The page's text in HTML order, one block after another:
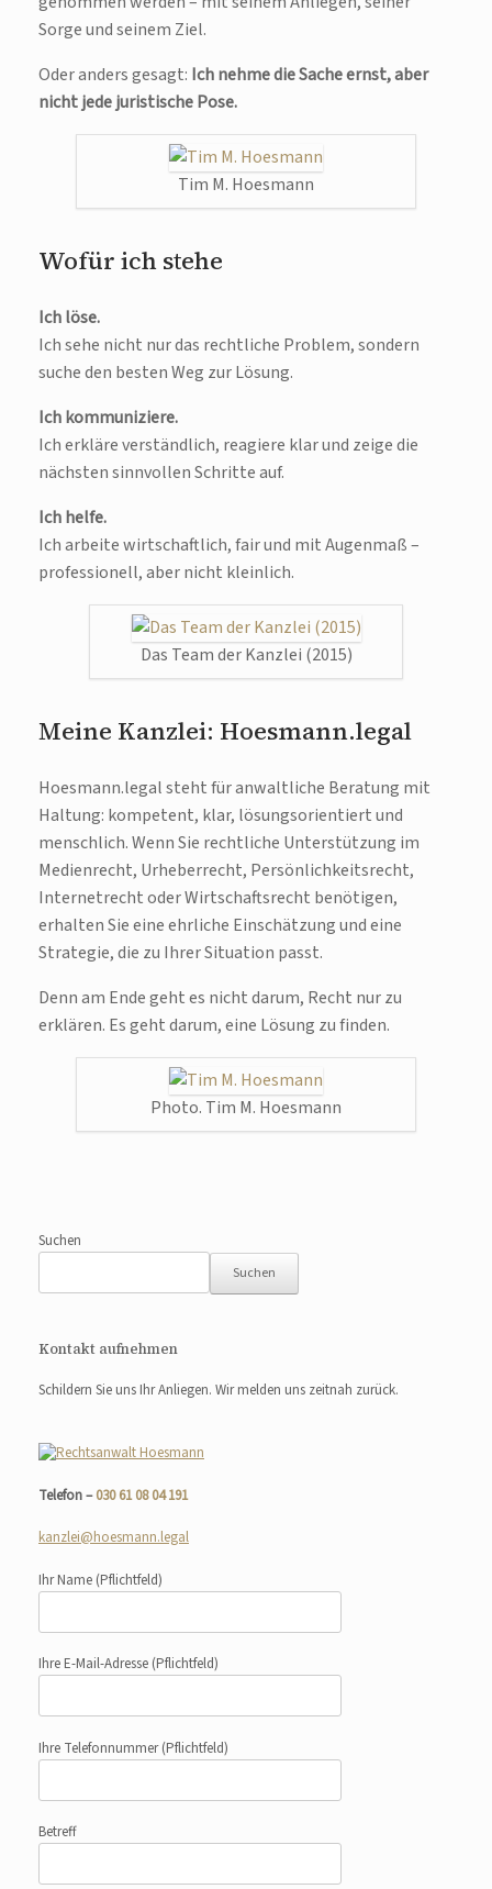
Sorge und seinem Ziel.
Oder anders gesagt: Ich nehme die Sache ernst, aber
nicht jede juristische Pose.
Tim M. Hoesmann
Wofür ich stehe
Ich löse.
Ich sehe nicht nur das rechtliche Problem, sondern
suche den besten Weg zur Lösung.
Ich kommuniziere.
Ich erkläre verständlich, reagiere klar und zeige die
nächsten sinnvollen Schritte auf.
Ich helfe.
Ich arbeite wirtschaftlich, fair und mit Augenmaß –
professionell, aber nicht kleinlich.
Das Team der Kanzlei (2015)
Meine Kanzlei: Hoesmann.legal
Hoesmann.legal steht für anwaltliche Beratung mit
Haltung: kompetent, klar, lösungsorientiert und
menschlich. Wenn Sie rechtliche Unterstützung im
Medienrecht, Urheberrecht, Persönlichkeitsrecht,
Internetrecht oder Wirtschaftsrecht benötigen,
erhalten Sie eine ehrliche Einschätzung und eine
Strategie, die zu Ihrer Situation passt.
Denn am Ende geht es nicht darum, Recht nur zu
erklären. Es geht darum, eine Lösung zu finden.
Photo. Tim M. Hoesmann
Suchen
Suchen
Kontakt aufnehmen
Schildern Sie uns Ihr Anliegen. Wir melden uns zeitnah zurück.
Telefon –030 61 08 04 191
kanzlei@hoesmann.legal
Ihr Name (Pflichtfeld)
Ihre E-Mail-Adresse (Pflichtfeld)
Ihre Telefonnummer(Pflichtfeld)
Betreff